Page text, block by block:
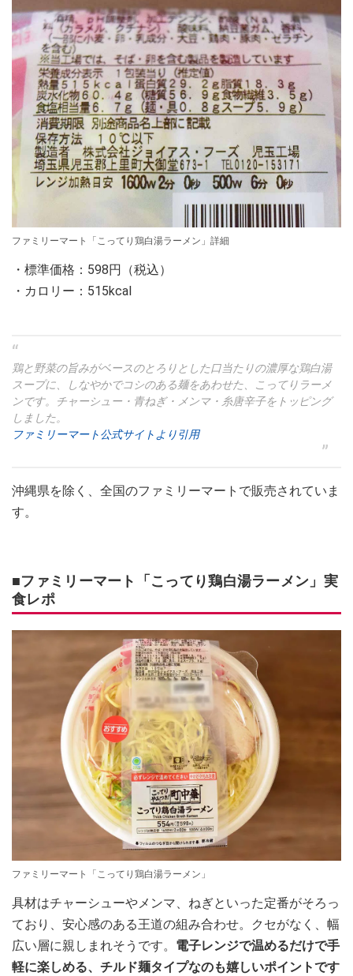
ファミリーマート「こってり鶏白湯ラーメン」詳細
・標準価格：598円（税込）
・カロリー：515kcal
鶏と野菜の旨みがベースのとろりとした口当たりの濃厚な鶏白湯
スープに、しなやかでコシのある麺をあわせた、こってりラーメ
ンです。チャーシュー・青ねぎ・メンマ・糸唐辛子をトッピング
しました。
ファミリーマート公式サイトより引用
沖縄県を除く、全国のファミリーマートで販売されていま
す。
■ファミリーマート「こってり鶏白湯ラーメン」実
食レポ
ファミリーマート「こってり鶏白湯ラーメン」
具材はチャーシューやメンマ、ねぎといった定番がそろっ
ており、安心感のある王道の組み合わせ。クセがなく、幅
広い層に親しまれそうです。 電子レンジで温めるだけで手
軽に楽しめる、チルド麺タイプなのも嬉しいポイントです